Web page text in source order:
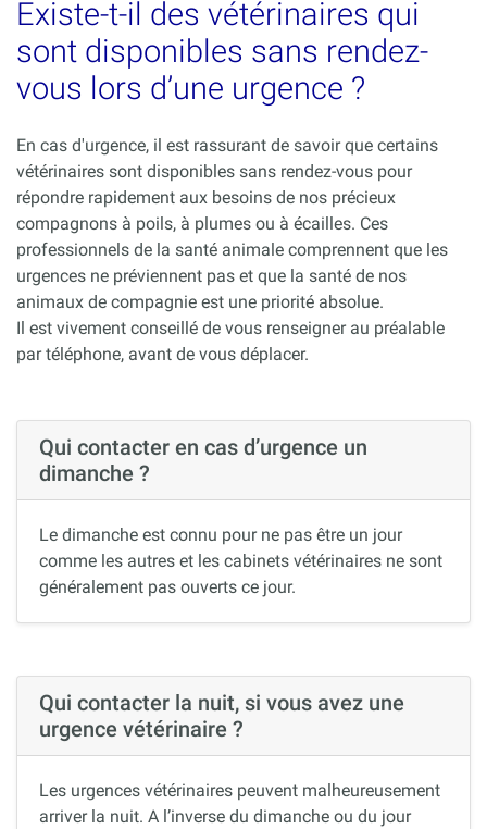
Existe-t-il des vétérinaires qui
sont disponibles sans rendez-
vous lors d’une urgence ?
En cas d'urgence, il est rassurant de savoir que certains
vétérinaires sont disponibles sans rendez-vous pour
répondre rapidement aux besoins de nos précieux
compagnons à poils, à plumes ou à écailles. Ces
professionnels de la santé animale comprennent que les
urgences ne préviennent pas et que la santé de nos
animaux de compagnie est une priorité absolue.
Il est vivement conseillé de vous renseigner au préalable
par téléphone, avant de vous déplacer.
Qui contacter en cas d’urgence un
dimanche ?
Le dimanche est connu pour ne pas être un jour
comme les autres et les cabinets vétérinaires ne sont
généralement pas ouverts ce jour.
Qui contacter la nuit, si vous avez une
urgence vétérinaire ?
Les urgences vétérinaires peuvent malheureusement
arriver la nuit. A l’inverse du dimanche ou du jour